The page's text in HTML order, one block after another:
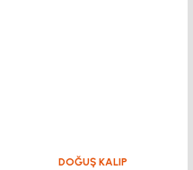
DOĞUŞ KALIP